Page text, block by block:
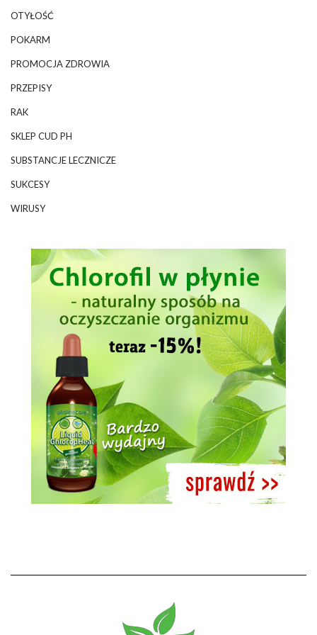
OTYŁOŚĆ
POKARM
PROMOCJA ZDROWIA
PRZEPISY
RAK
SKLEP CUD PH
SUBSTANCJE LECZNICZE
SUKCESY
WIRUSY